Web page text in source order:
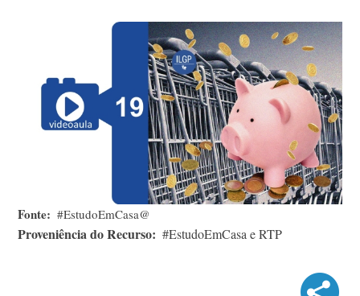
Fonte #EstudoEmCasa@
Proveniência do Recurso #EstudoEmCasa e RTP